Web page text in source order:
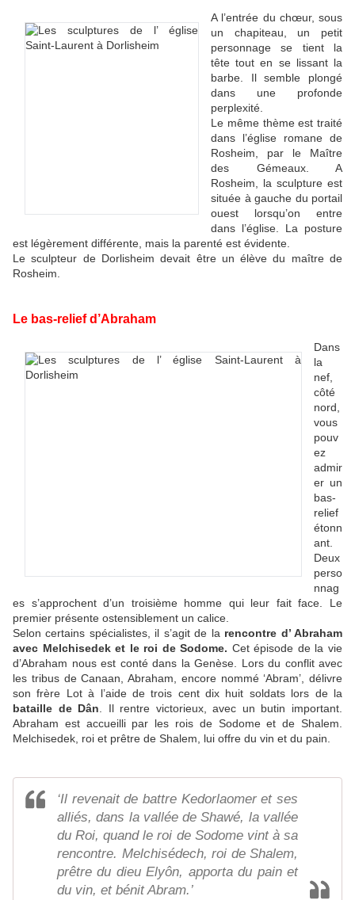
A l’entrée du chœur, sous
un chapiteau, un petit
personnage se tient la
tête tout en se lissant la
barbe. Il semble plongé
dans une profonde
perplexité.
Le même thème est traité
dans l’église romane de
Rosheim, par le Maître
des Gémeaux. A
Rosheim, la sculpture est
située à gauche du portail
ouest lorsqu’on entre
dans l’église. La posture
est légèrement différente, mais la parenté est évidente.
Le sculpteur de Dorlisheim devait être un élève du maître de
Rosheim.
Le bas-relief d’Abraham
Dans
la
nef,
côté
nord,
vous
pouv
ez
admir
er un
bas-
relief
étonn
ant.
Deux
perso
nnag
es s’approchent d’un troisième homme qui leur fait face. Le
premier présente ostensiblement un calice.
Selon certains spécialistes, il s’agit de la rencontre d’ Abraham
avec Melchisedek et le roi de Sodome. Cet épisode de la vie
d’Abraham nous est conté dans la Genèse. Lors du conflit avec
les tribus de Canaan, Abraham, encore nommé ‘Abram’, délivre
son frère Lot à l’aide de trois cent dix huit soldats lors de la
bataille de Dân . Il rentre victorieux, avec un butin important.
Abraham est accueilli par les rois de Sodome et de Shalem.
Melchisedek, roi et prêtre de Shalem, lui offre du vin et du pain.
‘Il revenait de battre Kedorlaomer et ses
alliés, dans la vallée de Shawé, la vallée
du Roi, quand le roi de Sodome vint à sa
rencontre. Melchisédech, roi de Shalem,
prêtre du dieu Elyôn, apporta du pain et
du vin, et bénit Abram.’